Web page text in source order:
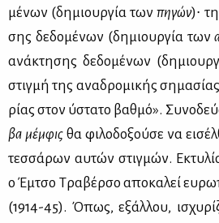
μέ­νων (δη­μιουρ­γία τωνπη­γών)∙
σης δε­δο­μέ­νων (δη­μιουρ­γία των
ανά­κτη­σης δε­δο­μέ­νων
στιγ­μή της ανα­δρο­μι­κής
ρί­ας στον ύστα­το βαθ­μό».
βα μέμ­φις θα φι­λο­δο­ξού­σε να
τεσ­σά­ρων αυ­τών στιγ­μών.
ο Έμ­τσο Τρα­βέρ­σο απο­κα­λεί
(1914-45). Όπως, εξάλ­λου,